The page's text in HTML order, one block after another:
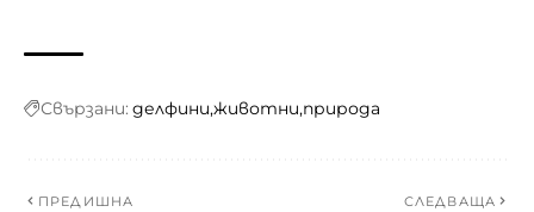
Свързани: делфини животни природа
ПРЕДИШНА СЛЕДВАЩА